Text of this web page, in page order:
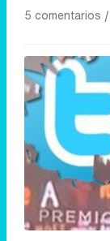
5 comentarios |